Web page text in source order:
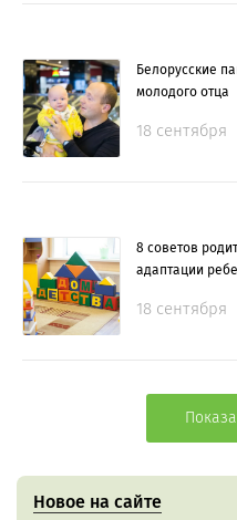
Белорусские
молодого отца
18 сентября
8 советов
адаптации
18 сентября
Новое на сайте